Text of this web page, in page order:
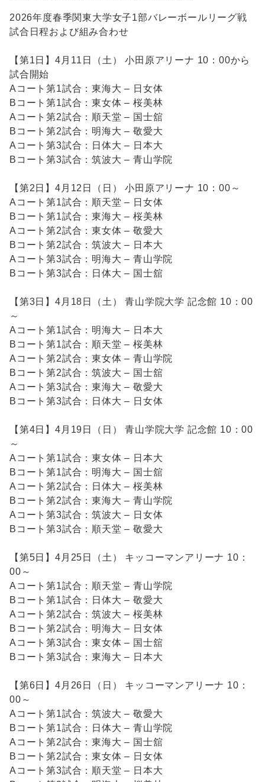
2026年度春季関東大学女子1部バレーボールリーグ戦
試合日程および組み合わせ
【第1日】4月11日（土） 小田原アリーナ 10：00から
試合開始
Aコート第1試合：東海大 – 日女体
Bコート第1試合：東女体 – 桜美林
Aコート第2試合：順天堂 – 国士舘
Bコート第2試合：明海大 – 敬愛大
Aコート第3試合：日体大 – 日本大
Bコート第3試合：筑波大 – 青山学院
【第2日】4月12日（日） 小田原アリーナ 10：00～
Aコート第1試合：順天堂 – 日女体
Bコート第1試合：東海大 – 桜美林
Aコート第2試合：東女体 – 敬愛大
Bコート第2試合：筑波大 – 日本大
Aコート第3試合：明海大 – 青山学院
Bコート第3試合：日体大 – 国士舘
【第3日】4月18日（土） 青山学院大学 記念館 10：00
～
Aコート第1試合：明海大 – 日本大
Bコート第1試合：順天堂 – 桜美林
Aコート第2試合：東女体 – 青山学院
Bコート第2試合：筑波大 – 国士舘
Aコート第3試合：東海大 – 敬愛大
Bコート第3試合：日体大 – 日女体
【第4日】4月19日（日） 青山学院大学 記念館 10：00
～
Aコート第1試合：東女体 – 日本大
Bコート第1試合：明海大 – 国士舘
Aコート第2試合：日体大 – 桜美林
Bコート第2試合：東海大 – 青山学院
Aコート第3試合：筑波大 – 日女体
Bコート第3試合：順天堂 – 敬愛大
【第5日】4月25日（土） キッコーマンアリーナ 10：
00～
Aコート第1試合：順天堂 – 青山学院
Bコート第1試合：日体大 – 敬愛大
Aコート第2試合：筑波大 – 桜美林
Bコート第2試合：明海大 – 日女体
Aコート第3試合：東女体 – 国士舘
Bコート第3試合：東海大 – 日本大
【第6日】4月26日（日） キッコーマンアリーナ 10：
00～
Aコート第1試合：筑波大 – 敬愛大
Bコート第1試合：日体大 – 青山学院
Aコート第2試合：東海大 – 国士舘
Bコート第2試合：東女体 – 日女体
Aコート第3試合：順天堂 – 日本大